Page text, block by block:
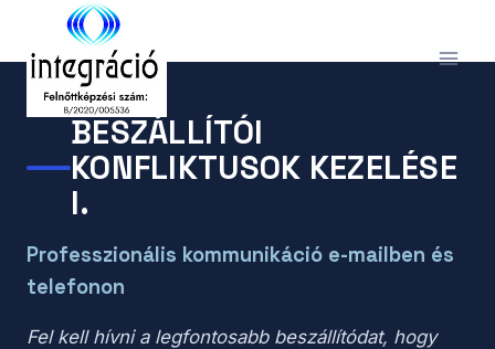
content
BESZÁLLÍTÓI
KONFLIKTUSOK KEZELÉSE
I.
Professzionális kommunikáció e-mailben és
telefonon
Fel kell hívni a legfontosabb beszállítódat, hogy